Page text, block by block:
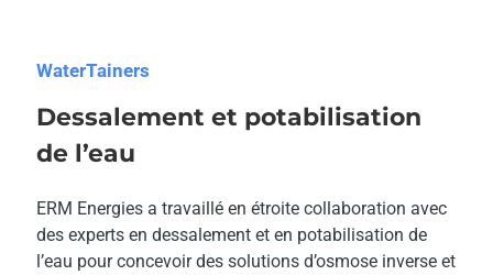
WaterTainers
Dessalement et potabilisation
de l’eau
ERM Energies a travaillé en étroite collaboration avec
des experts en dessalement et en potabilisation de
l’eau pour concevoir des solutions d’osmose inverse et